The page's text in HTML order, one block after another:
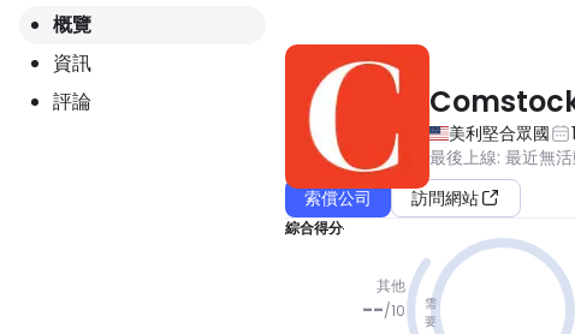
概覽
資訊
評論
美利堅合眾國
最後上線: 最近無
索償公司
訪問網站
綜合得分
其他
--/10
需
要